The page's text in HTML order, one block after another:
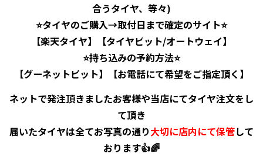
合うタイヤ、等々)
⭐️タイヤのご購入→取付日まで確定のサイト⭐️
【楽天タイヤ】【タイヤピット/オートウェイ】
⭐️持ち込みの予約方法⭐️
【グーネットピット】【お電話にて希望をご指定頂く】
ネットで発注頂きましたお客様や当店にてタイヤ注文をし
て頂き
届いたタイヤは全てお写真の通り大切に店内にて保管して
おります👍🌈